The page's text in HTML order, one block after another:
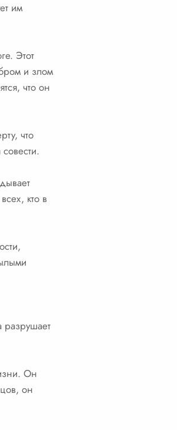
им
Этот
и злом
что он
что
кто в
разрушает
Он
он